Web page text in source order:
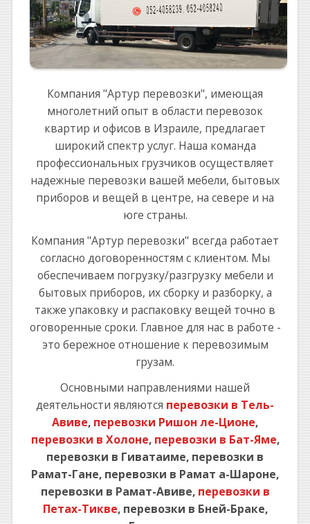
Компания "Артур перевозки", имеющая
многолетний опыт в области перевозок
квартир и офисов в Израиле, предлагает
широкий спектр услуг. Наша команда
профессиональных грузчиков осуществляет
надежные перевозки вашей мебели, бытовых
приборов и вещей в центре, на севере и на
юге страны.
Компания "Артур перевозки" всегда работает
согласно договоренностям с клиентом. Мы
обеспечиваем погрузку/разгрузку мебели и
бытовых приборов, их сборку и разборку, а
также упаковку и распаковку вещей точно в
оговоренные сроки. Главное для нас в работе -
это бережное отношение к перевозимым
грузам.
Основными направлениями нашей
деятельности являются перевозки в Тель-
Авиве, перевозки Ришон ле-Ционе,
перевозки в Холоне, перевозки в Бат-Яме,
перевозки в Гиватаиме, перевозки в
Рамат-Гане, перевозки в Рамат а-Шароне,
перевозки в Рамат-Авиве, перевозки в
Петах-Тикве, перевозки в Бней-Браке,